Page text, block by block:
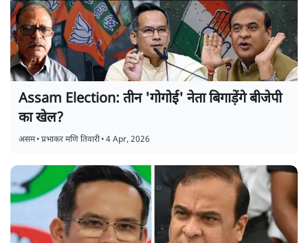
Assam Election: तीन 'गोगोई' नेता बिगाड़ेंगे बीजेपी
का खेल?
असम•प्रभाकर मणि तिवारी•4 Apr, 2026